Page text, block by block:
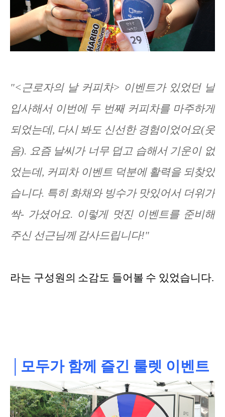
"<근로자의 날 커피차> 이벤트가 있었던 날
입사해서 이번에 두 번째 커피차를 마주하게
되었는데, 다시 봐도 신선한 경험이었어요(웃
음). 요즘 날씨가 너무 덥고 습해서 기운이 없
었는데, 커피차 이벤트 덕분에 활력을 되찾았
습니다. 특히 화채와 빙수가 맛있어서 더위가
싹- 가셨어요. 이렇게 멋진 이벤트를 준비해
주신 선근님께 감사드립니다!"
라는 구성원의 소감도 들어볼 수 있었습니다.
│모두가 함께 즐긴 룰렛 이벤트